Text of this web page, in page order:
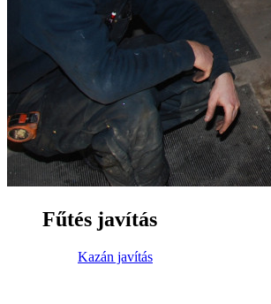
Fűtés javítás
Kazán javítás